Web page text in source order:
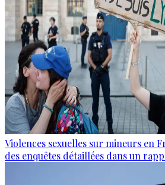
Violences sexuelles sur mineurs en
des enquêtes détaillées dans un